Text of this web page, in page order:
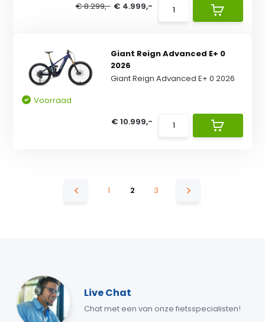
€ 8.299,- € 4.999,-
Giant Reign Advanced E+ 0
2026
Giant Reign Advanced E+ 0 2026
Voorraad
€ 10.999,-
1 2 3
Live Chat
Chat met een van onze fietsspecialisten!